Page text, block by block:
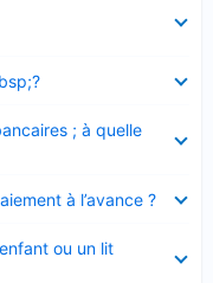
; à quelle
à l’avance ?
ou un lit